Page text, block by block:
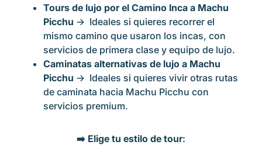
Tours de lujo por el Camino Inca a Machu
Picchu → Ideales si quieres recorrer el
mismo camino que usaron los incas, con
servicios de primera clase y equipo de lujo.
Caminatas alternativas de lujo a Machu
Picchu → Ideales si quieres vivir otras rutas
de caminata hacia Machu Picchu con
servicios premium.
➡️ Elige tu estilo de tour: